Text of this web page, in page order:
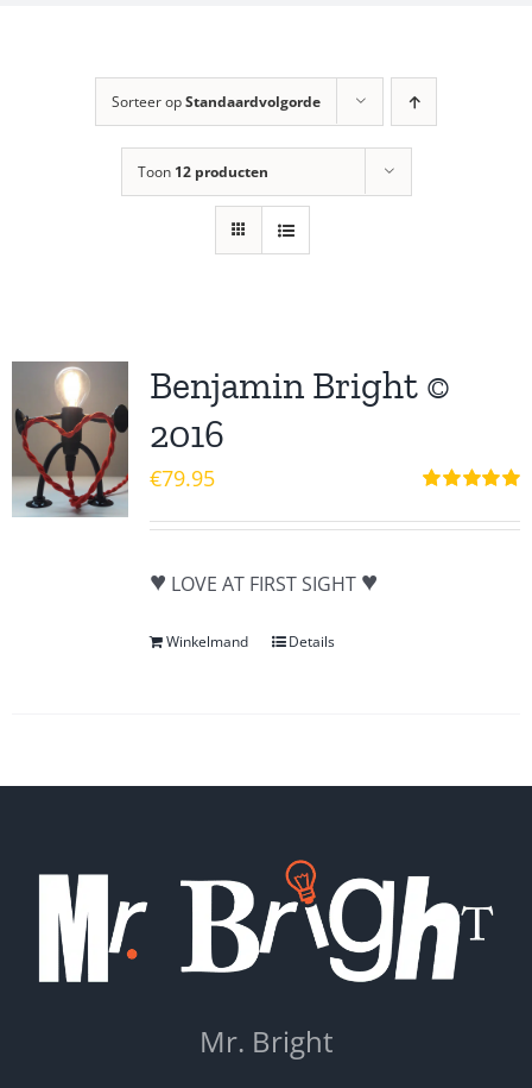
Sorteer opStandaardvolgorde
Toon 12 producten
Benjamin Bright ©
2016
5.00uit 5
€79.95
♥ LOVE AT FIRST SIGHT ♥
Winkelmand Details
Mr. Bright